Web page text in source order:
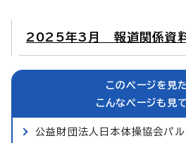
2025年3月 報道関係資
このページを見
こんなページも見
公益財団法人日本体操協会パ